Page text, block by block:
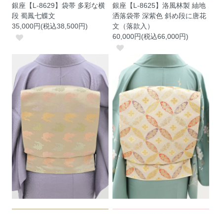
銀座【L-8629】袋帯 多彩な横
段 蜀鳳七蝶文
35,000円(税込38,500円)
銀座【L-8625】洛風林製 紬地
洒落袋帯 深紫色 斜め段に唐花
文（落款入）
60,000円(税込66,000円)